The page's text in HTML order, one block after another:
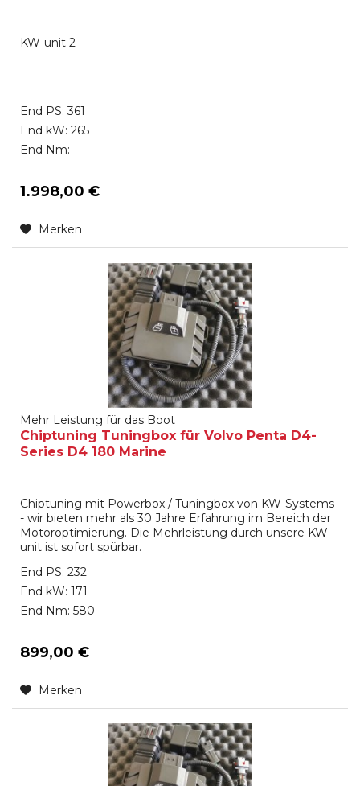
KW-unit 2
End PS: 361
End kW: 265
End Nm:
1.998,00 €
Merken
Mehr Leistung für das Boot
Chiptuning Tuningbox für Volvo Penta D4-
Series D4 180 Marine
Chiptuning mit Powerbox / Tuningbox von KW-Systems
- wir bieten mehr als 30 Jahre Erfahrung im Bereich der
Motoroptimierung. Die Mehrleistung durch unsere KW-
unit ist sofort spürbar.
End PS: 232
End kW: 171
End Nm: 580
899,00 €
Merken